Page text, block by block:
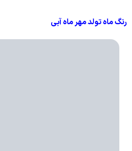
رنگ ماه تولد مهر ماه آبی